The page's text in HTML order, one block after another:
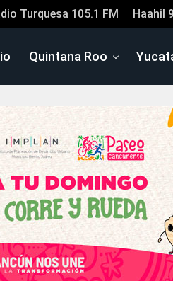
Turquesa 105.1 FM Haahil
Quintana Roo